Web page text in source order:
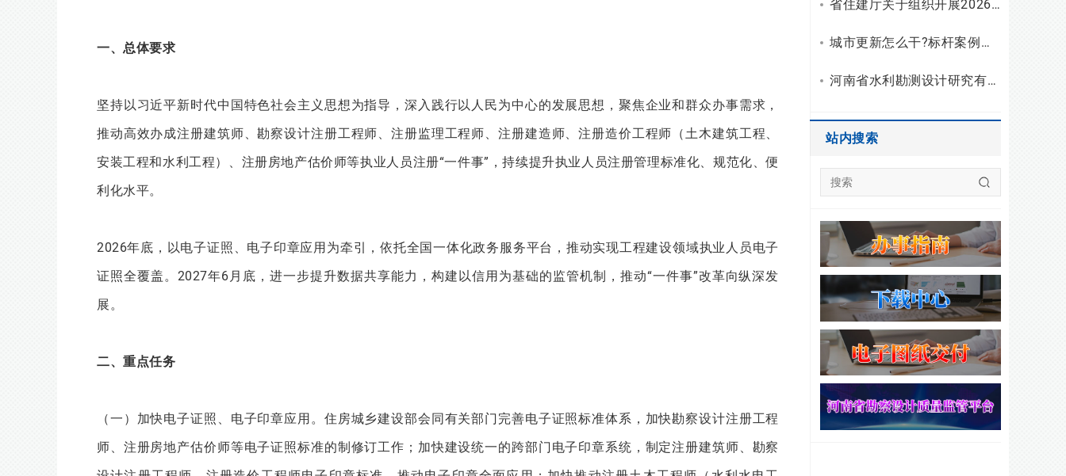
一、总体要求
坚持以习近平新时代中国特色社会主义思想为指导，深入践行以人民为中心的发展思想，聚焦企业和群众办事需求，
推动高效办成注册建筑师、勘察设计注册工程师、注册监理工程师、注册建造师、注册造价工程师（土木建筑工程、
安装工程和水利工程）、注册房地产估价师等执业人员注册“一件事”，持续提升执业人员注册管理标准化、规范化、便
利化水平。
2026年底，以电子证照、电子印章应用为牵引，依托全国一体化政务服务平台，推动实现工程建设领域执业人员电子
证照全覆盖。2027年6月底，进一步提升数据共享能力，构建以信用为基础的监管机制，推动“一件事”改革向纵深发
展。
二、重点任务
（一）加快电子证照、电子印章应用。住房城乡建设部会同有关部门完善电子证照标准体系，加快勘察设计注册工程
师、注册房地产估价师等电子证照标准的制修订工作；加快建设统一的跨部门电子印章系统，制定注册建筑师、勘察
省住建厅关于组织开展2026年度勘察设计行业“双随机、一公开”检查的通知
城市更新怎么干?标杆案例拆解与建筑企业破局之路
河南省水利勘测设计研究有限公司开展2026年度“夏送清凉”慰问活动
站内搜索